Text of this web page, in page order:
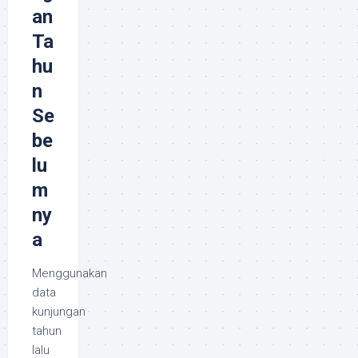
an
Ta
hu
n
Se
be
lu
m
ny
a
Menggunakan
data
kunjungan
tahun
lalu